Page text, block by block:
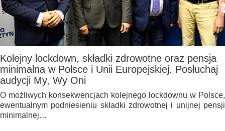
Kolejny lockdown, składki zdrowotne oraz pensja
minimalna w Polsce i Unii Europejskiej. Posłuchaj
audycji My, Wy Oni
O możliwych konsekwencjach kolejnego lockdownu w Polsce,
ewentualnym podniesieniu składki zdrowotnej i unijnej pensji
minimalnej…